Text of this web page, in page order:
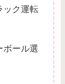
ック運転
ボール選